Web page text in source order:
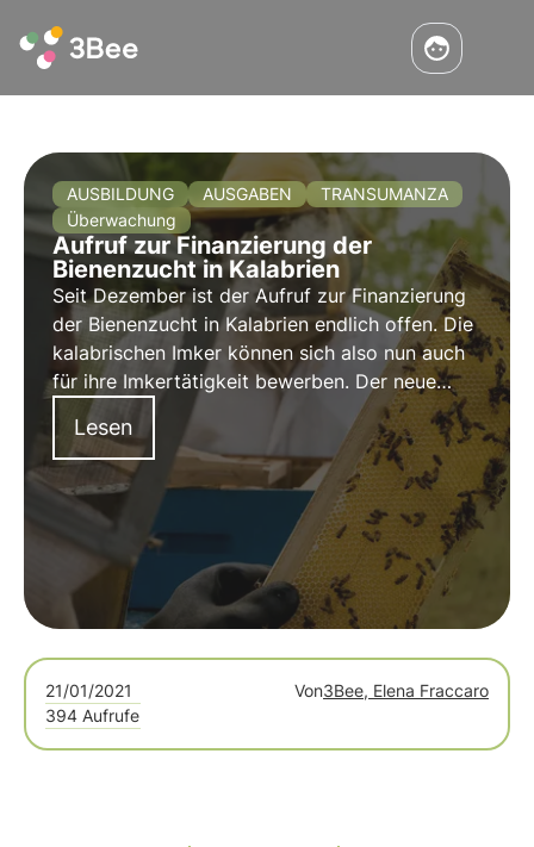
AUSBILDUNG AUSGABEN
TRANSUMANZA
Überwachung
Aufruf zur Finanzierung der
Bienenzucht in Kalabrien
Seit Dezember ist der Aufruf zur Finanzierung
der Bienenzucht in Kalabrien endlich offen. Die
kalabrischen Imker können sich also nun auch
für ihre Imkertätigkeit bewerben. Der neue
Aufruf zur Finanzierung wurde mit dem Ziel
genehmigt, die Entwicklung der Bienenzucht zu
verbessern.
Lesen
21/01/2021 Von3Bee, Elena Fraccaro
394 Aufrufe